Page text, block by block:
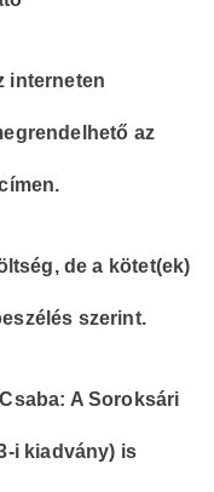
interneten
az
de a kötet(ek)
szerint.
A Soroksári
i kiadvány) is